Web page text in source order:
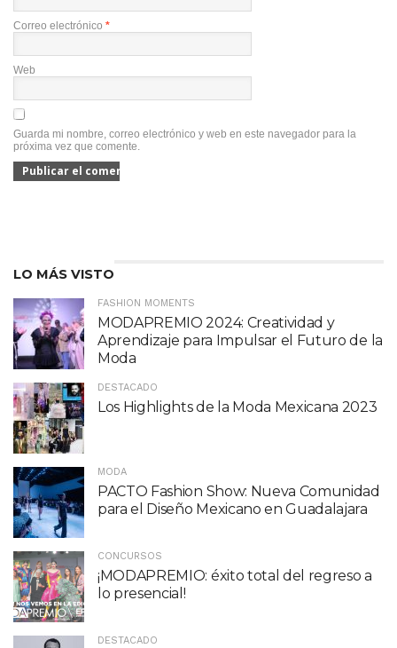
Correo electrónico *
Web
Guarda mi nombre, correo electrónico y web en este navegador para la
próxima vez que comente.
LO MÁS VISTO
FASHION MOMENTS
MODAPREMIO 2024: Creatividad y
Aprendizaje para Impulsar el Futuro de la
Moda
DESTACADO
Los Highlights de la Moda Mexicana 2023
MODA
PACTO Fashion Show: Nueva Comunidad
para el Diseño Mexicano en Guadalajara
CONCURSOS
¡MODAPREMIO: éxito total del regreso a
lo presencial!
DESTACADO